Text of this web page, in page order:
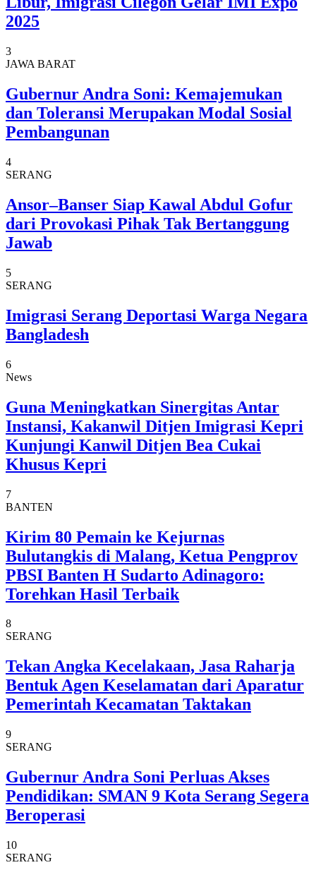
2025
3
JAWA BARAT
Gubernur Andra Soni: Kemajemukan
dan Toleransi Merupakan Modal Sosial
Pembangunan
4
SERANG
Ansor–Banser Siap Kawal Abdul Gofur
dari Provokasi Pihak Tak Bertanggung
Jawab
5
SERANG
Imigrasi Serang Deportasi Warga Negara
Bangladesh
6
News
Guna Meningkatkan Sinergitas Antar
Instansi, Kakanwil Ditjen Imigrasi Kepri
Kunjungi Kanwil Ditjen Bea Cukai
Khusus Kepri
7
BANTEN
Kirim 80 Pemain ke Kejurnas
Bulutangkis di Malang, Ketua Pengprov
PBSI Banten H Sudarto Adinagoro:
Torehkan Hasil Terbaik
8
SERANG
Tekan Angka Kecelakaan, Jasa Raharja
Bentuk Agen Keselamatan dari Aparatur
Pemerintah Kecamatan Taktakan
9
SERANG
Gubernur Andra Soni Perluas Akses
Pendidikan: SMAN 9 Kota Serang Segera
Beroperasi
10
SERANG